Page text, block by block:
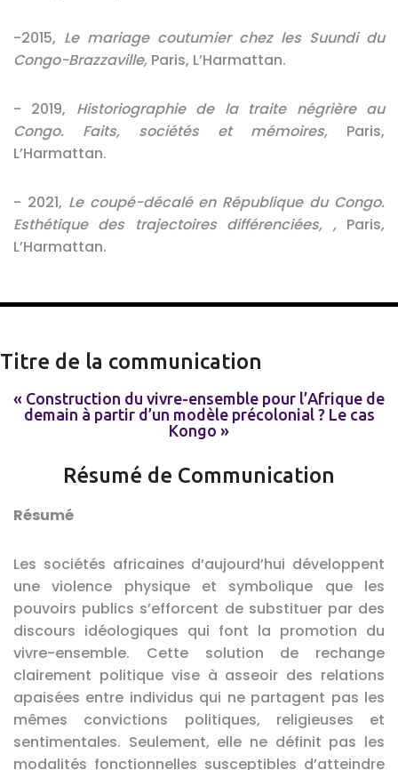
-2015, Le mariage coutumier chez les Suundi du
Congo-Brazzaville, Paris, L’Harmattan.
- 2019, Historiographie de la traite négrière au
Congo. Faits, sociétés et mémoires, Paris,
L’Harmattan.
- 2021, Le coupé-décalé en République du Congo.
Esthétique des trajectoires différenciées, , Paris,
L’Harmattan.
Titre de la communication
« Construction du vivre-ensemble pour l’Afrique de
demain à partir d’un modèle précolonial ? Le cas
Kongo »
Résumé de Communication
Résumé
Les sociétés africaines d’aujourd’hui développent
une violence physique et symbolique que les
pouvoirs publics s’efforcent de substituer par des
discours idéologiques qui font la promotion du
vivre-ensemble. Cette solution de rechange
clairement politique vise à asseoir des relations
apaisées entre individus qui ne partagent pas les
mêmes convictions politiques, religieuses et
sentimentales. Seulement, elle ne définit pas les
modalités fonctionnelles susceptibles d’atteindre